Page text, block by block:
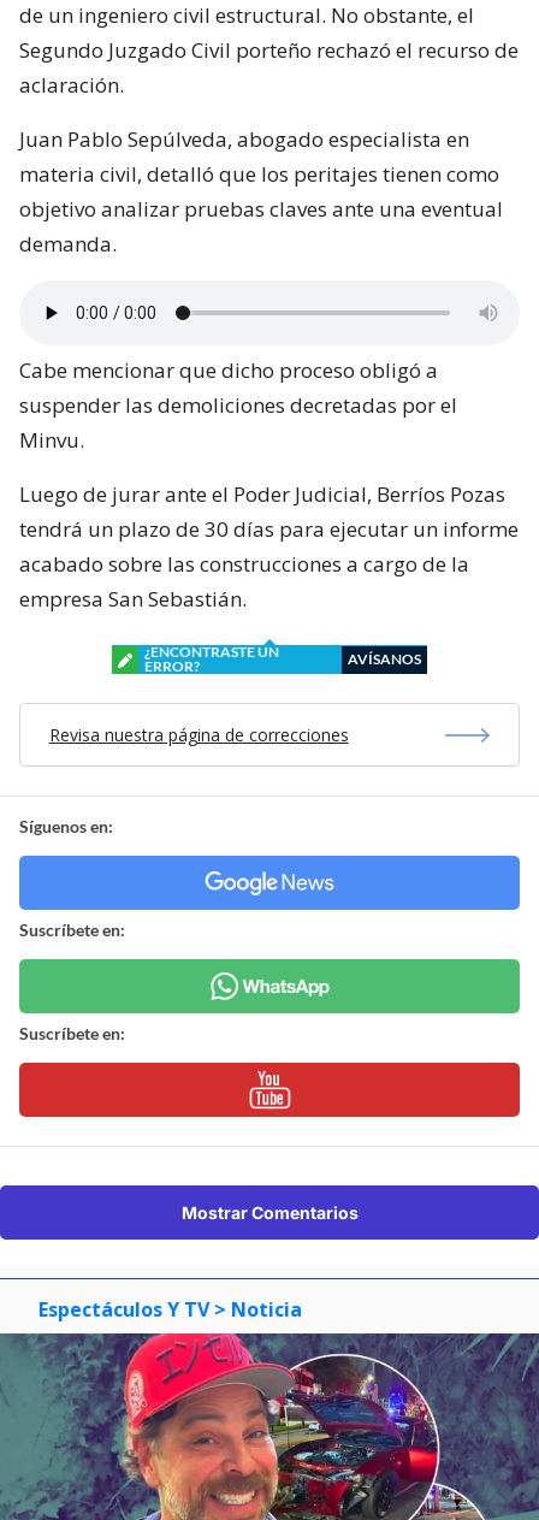
de un ingeniero civil estructural. No obstante, el
Segundo Juzgado Civil porteño rechazó el recurso de
aclaración.
Juan Pablo Sepúlveda, abogado especialista en
materia civil, detalló que los peritajes tienen como
objetivo analizar pruebas claves ante una eventual
demanda.
Cabe mencionar que dicho proceso obligó a
suspender las demoliciones decretadas por el
Minvu.
Luego de jurar ante el Poder Judicial, Berríos Pozas
tendrá un plazo de 30 días para ejecutar un informe
acabado sobre las construcciones a cargo de la
empresa San Sebastián.
¿ENCONTRASTE UN
ERROR?
AVÍSANOS
Revisa nuestra página de correcciones
Síguenos en:
Suscríbete en:
Suscríbete en:
Mostrar Comentarios
Espectáculos Y TV > Noticia